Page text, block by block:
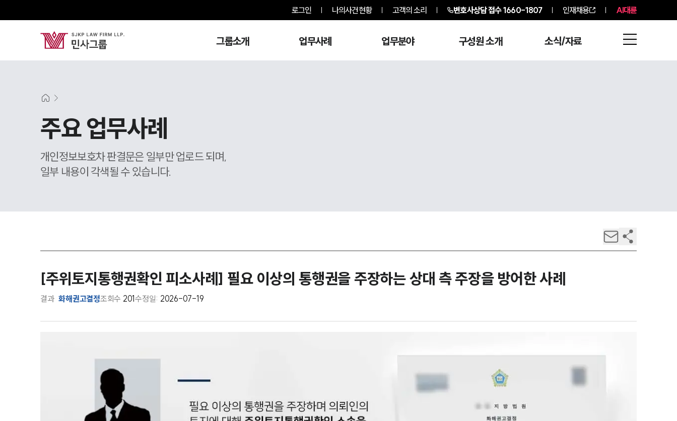
로그인 나의사건현황 고객의 소리 변호사상담 접수1660-1807 인재채용 AI대륜
그룹소개 업무사례 업무분야 구성원 소개 소식/자료
주요 업무사례
개인정보보호차 판결문은 일부만 업로드 되며,
일부 내용이 각색될 수 있습니다.
[주위토지통행권확인 피소사례] 필요 이상의 통행권을 주장하는 상대 측 주장을 방어한 사례
결과 화해권고결정조회수 201수정일: 2026-07-19